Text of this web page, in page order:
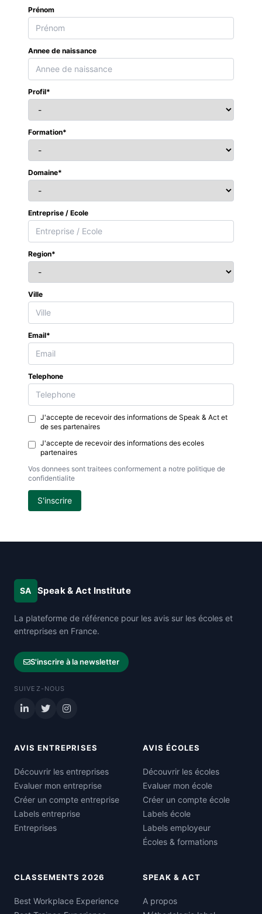
Prénom
Annee de naissance
Profil*
Formation*
Domaine*
Entreprise / Ecole
Region*
Ville
Email*
Telephone
J'accepte de recevoir des informations de Speak & Act et
de ses partenaires
J'accepte de recevoir des informations des ecoles
partenaires
Vos donnees sont traitees conformement a notre politique de
confidentialite
S'inscrire
SA Speak & Act Institute
La plateforme de référence pour les avis sur les écoles et
entreprises en France.
S'inscrire à la newsletter
SUIVEZ-NOUS
AVIS ENTREPRISES
Découvrir les entreprises
Evaluer mon entreprise
Créer un compte entreprise
Labels entreprise
Entreprises
AVIS ÉCOLES
Découvrir les écoles
Evaluer mon école
Créer un compte école
Labels école
Labels employeur
Écoles & formations
CLASSEMENTS 2026
Best Workplace Experience
SPEAK & ACT
A propos